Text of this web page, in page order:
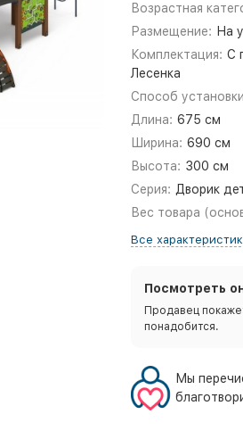
Возрастная
Размещение: На
Комплектация: С
Лесенка
Способ
Длина: 675 см
Ширина: 690 см
Высота: 300 см
Серия: Дворик
Вес товара
Все
Посмотреть
Продавец
понадобится.
Мы